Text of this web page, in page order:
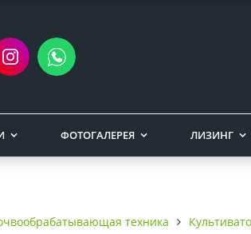
ФОТОГАЛЕРЕЯ ЛИЗИНГ
техника